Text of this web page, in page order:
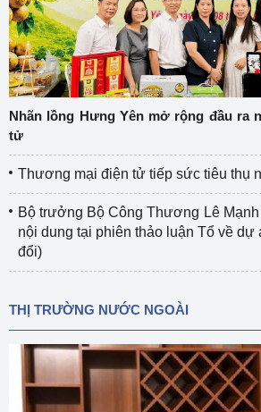
Nhãn lồng Hưng Yên mở rộng đầu ra
tử
Thương mại điện tử tiếp sức tiêu thụ
Bộ trưởng Bộ Công Thương Lê
nội dung tại phiên thảo luận Tổ về dự
đổi)
THỊ TRƯỜNG NƯỚC NGOÀI